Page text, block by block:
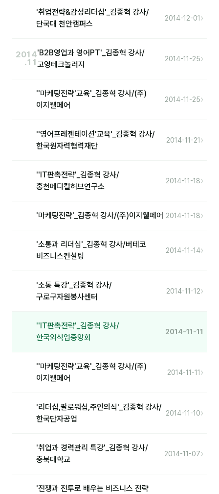
담당자·교육생 피드백
온라인강의 수강 후기
전체 도구
제안·영업
B2B 영업도구
'취업전략&감성리더십'_김종혁 강사/
단국대 천안캠퍼스
2014-12-01 ›
2014
.11
'B2B영업과 영어PT'_김종혁 강사/
고영테크놀러지
2014-11-25›
''마케팅전략'교육'_김종혁 강사/(주)
이지웰페어
2014-11-25›
''영어프레젠테이션'교육'_김종혁 강사/
한국원자력협력재단
2014-11-21 ›
''IT판촉전략'_김종혁 강사/
홍천메디컬허브연구소
2014-11-18›
'마케팅전략'_김종혁 강사/(주)이지웰페어 2014-11-18›
'소통과 리더십'_김종혁 강사/버테코
비즈니스컨설팅
2014-11-14›
'소통 특강'_김종혁 강사/
구로구자원봉사센터
2014-11-12›
''IT판촉전략'_김종혁 강사/
한국외식업중앙회
2014-11-11
''마케팅전략'교육'_김종혁 강사/(주)
이지웰페어
2014-11-11 ›
'리더십,팔로워십,주인의식'_김종혁 강사/
한국단자공업
2014-11-10›
'취업과 경력관리 특강'_김종혁 강사/
충북대학교
2014-11-07›
'전쟁과 전투로 배우는 비즈니스 전략